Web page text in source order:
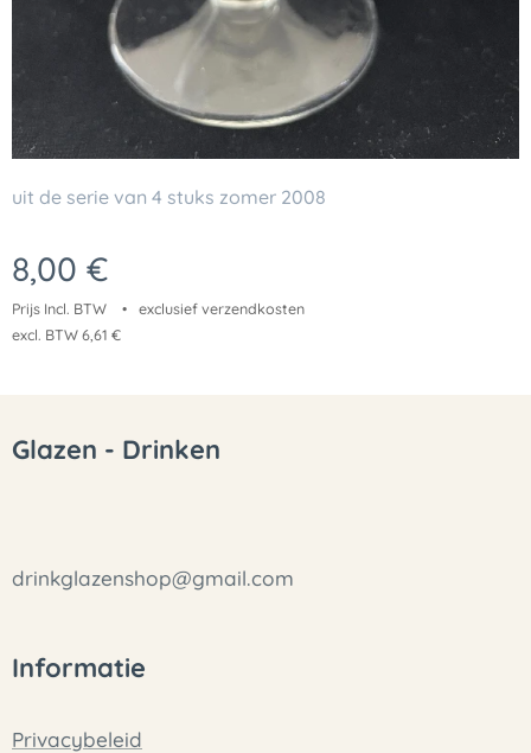
uit de serie van 4 stuks zomer 2008
8,00 €
Prijs Incl. BTW
exclusief verzendkosten
excl. BTW 6,61 €
Glazen - Drinken
drinkglazenshop@gmail.com
Informatie
Privacybeleid